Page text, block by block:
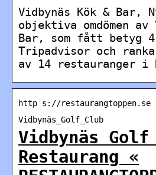
Vidbynäs Kök & Bar,
objektiva omdömen av
Bar, som fått betyg
Tripadvisor och rankas
av 14 restauranger i
http s://restaurangtoppen.se
Vidbynäs_Golf_Club
Vidbynäs Golf
Restaurang «